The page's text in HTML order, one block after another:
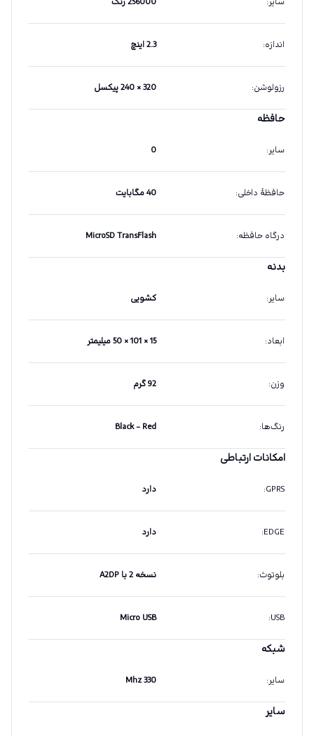
اندازه: 2.3 اینچ
رزولوشن: 320 × 240 پیکسل
حافظه
سایر:
0
حافظهٔ داخلی: 40 مگابایت
درگاه حافظه:
MicroSD TransFlash
بدنه
سایر: کشویی
ابعاد: 15 × 101 × 50 میلیمتر
وزن: 92 گرم
رنگ‌ها:
Black - Red
امکانات ارتباطی
GPRS
: دارد
EDGE
: دارد
بلوتوث: نسخه 2 با A2DP
USB
:
Micro USB
شبکه
سایر:
330 Mhz
سایر